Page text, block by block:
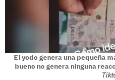
El yodo genera una pequeña
bueno no genera ninguna